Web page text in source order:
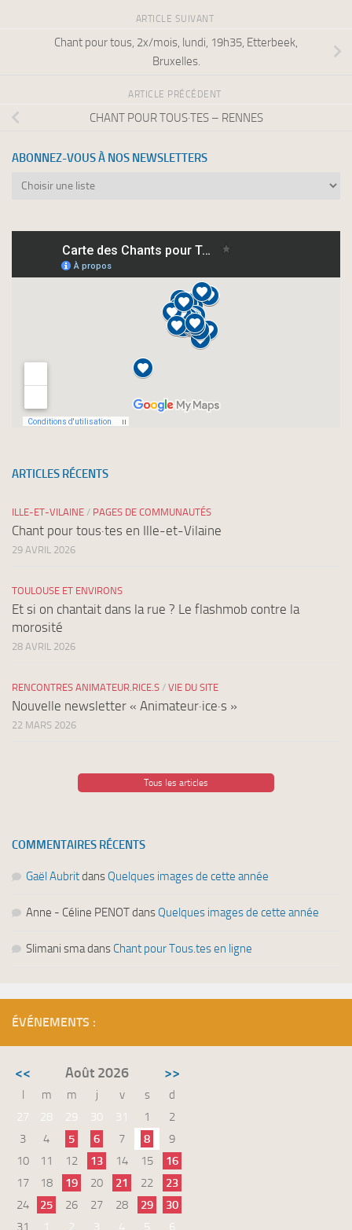
ARTICLE SUIVANT
Chant pour tous, 2x/mois, lundi, 19h35, Etterbeek,
Bruxelles.
ARTICLE PRÉCÉDENT
CHANT POUR TOUS·TES – RENNES
ABONNEZ-VOUS À NOS NEWSLETTERS
Abonnez-
newsletters
ARTICLES RÉCENTS
ILLE-ET-VILAINE / PAGES DE COMMUNAUTÉS
Chant pour tous·tes en Ille-et-Vilaine
29 AVRIL 2026
TOULOUSE ET ENVIRONS
Et si on chantait dans la rue ? Le flashmob contre la
morosité
28 AVRIL 2026
RENCONTRES ANIMATEUR.RICE.S / VIE DU SITE
Nouvelle newsletter « Animateur·ice·s »
22 MARS 2026
Tous les articles
COMMENTAIRES RÉCENTS
Gaël Aubritdans Quelques images de cette année
Anne - Céline PENOTdans Quelques images de cette année
Slimani smadans Chant pour Tous.tes en ligne
ÉVÉNEMENTS :
<< Août 2026 >>
l m m j v s
d
27
28 29 30 31 1
2
3
4 5 6 7 8
9
10
11 12 13 14 15
16
17
18 19 20 21 22
23
24
25 26 27 28 29
30
31
1 2 3 4 5 6